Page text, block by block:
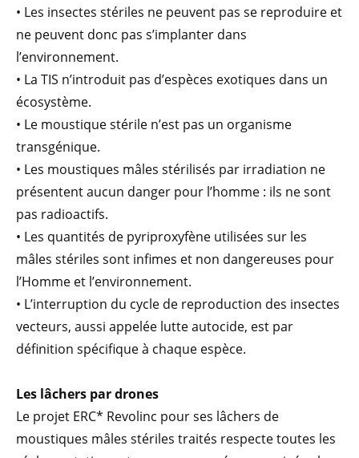
• Les insectes stériles ne peuvent pas se reproduire et
ne peuvent donc pas s’implanter dans
l’environnement.
• La TIS n’introduit pas d’espèces exotiques dans un
écosystème.
• Le moustique stérile n’est pas un organisme
transgénique.
• Les moustiques mâles stérilisés par irradiation ne
présentent aucun danger pour l’homme : ils ne sont
pas radioactifs.
• Les quantités de pyriproxyfène utilisées sur les
mâles stériles sont infimes et non dangereuses pour
l’Homme et l’environnement.
• L’interruption du cycle de reproduction des insectes
vecteurs, aussi appelée lutte autocide, est par
définition spécifique à chaque espèce.
Les lâchers par drones
Le projet ERC* Revolinc pour ses lâchers de
moustiques mâles stériles traités respecte toutes les